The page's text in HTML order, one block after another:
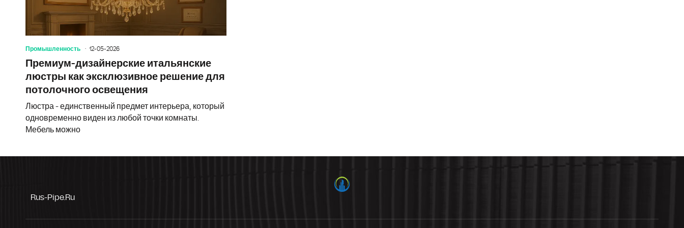
Промышленность 12-05-2026
Премиум-дизайнерские итальянские
люстры как эксклюзивное решение для
потолочного освещения
Люстра - единственный предмет интерьера, который
одновременно виден из любой точки комнаты.
Мебель можно
Rus-Pipe.ru